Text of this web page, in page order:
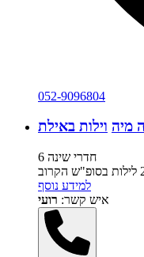
052-9096804
מיה וילות באילת
6 חדרי שינה
למידע נוסף
איש קשר: רועי